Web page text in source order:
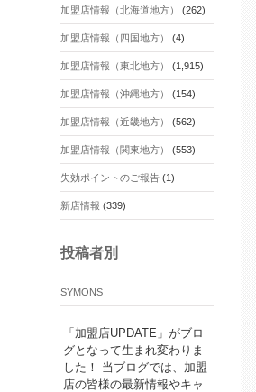
加盟店情報（北海道地方） (262)
加盟店情報（四国地方） (4)
加盟店情報（東北地方） (1,915)
加盟店情報（沖縄地方） (154)
加盟店情報（近畿地方） (562)
加盟店情報（関東地方） (553)
失効ポイントのご報告(1)
新店情報 (339)
投稿者別
SYMONS
「加盟店UPDATE」がブロ
グとなって生まれ変わりま
した！ 当ブログでは、加盟
店の皆様の最新情報やキャ